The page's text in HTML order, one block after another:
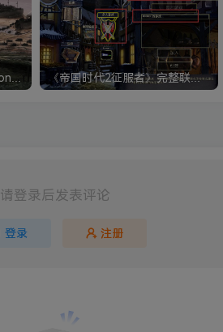
《帝国时代2征服者》完整联机版 支持局域网+对战平台
请登录后发表评论
登录 注册